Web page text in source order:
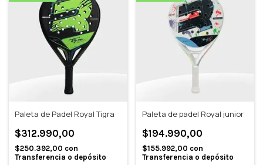
Paleta de Padel Royal Tigra
$312.990,00
$250.392,00 con
Transferencia o depósito
Paleta de padel Royal junior
$194.990,00
$155.992,00 con
Transferencia o depósito